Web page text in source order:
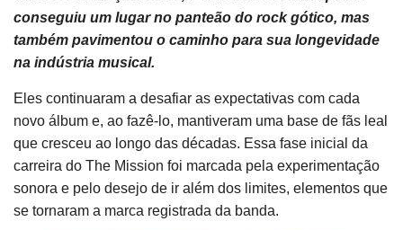
conseguiu um lugar no panteão do rock gótico, mas
também pavimentou o caminho para sua longevidade
na indústria musical.
Eles continuaram a desafiar as expectativas com cada
novo álbum e, ao fazê-lo, mantiveram uma base de fãs leal
que cresceu ao longo das décadas. Essa fase inicial da
carreira do The Mission foi marcada pela experimentação
sonora e pelo desejo de ir além dos limites, elementos que
se tornaram a marca registrada da banda.